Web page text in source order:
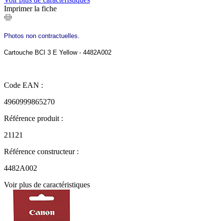
Imprimer la fiche
Photos non contractuelles.
Cartouche BCI 3 E Yellow - 4482A002
Code EAN :
4960999865270
Référence produit :
21121
Référence constructeur :
4482A002
Voir plus de caractéristiques